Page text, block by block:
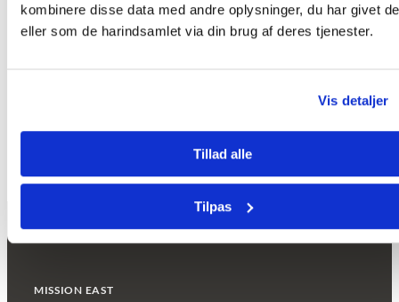
kombinere disse data med andre oplysninger, du har givet
eller som de harindsamlet via din brug af deres tjenester.
Vis detaljer
Tillad alle
Tilpas
Yazidierne og de forfærdelige følgevirkninger
MISSION EAST